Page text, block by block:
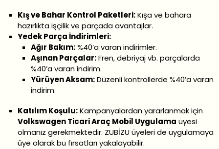
Kış ve Bahar Kontrol Paketleri:Kışa ve bahara
hazırlıkta işçilik ve parçada avantajlar.
Yedek Parça İndirimleri:
Ağır Bakım:%40’a varan indirimler.
Aşınan Parçalar:Fren, debriyaj vb. parçalarda
%40’a varan indirim.
Yürüyen Aksam:Düzenli kontrollerde %40’a varan
indirim.
Katılım Koşulu:Kampanyalardan yararlanmak için
Volkswagen Ticari Araç Mobil Uygulama üyesi
olmanız gerekmektedir. ZUBİZU üyeleri de uygulamaya
üye olarak bu fırsatları yakalayabilir.